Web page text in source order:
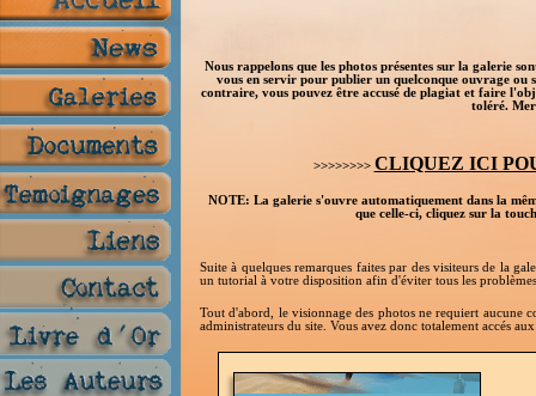
Nous rappelons que les photos présentes sur la galerie
vous en servir pour publier un quelconque ouvrage ou
contraire, vous pouvez être accusé de plagiat et faire
toléré.
>>>>>>>> CLIQUEZ ICI
NOTE: La galerie s'ouvre automatiquement dans la
que celle-ci, cliquez sur la
Suite à quelques remarques faites par des visiteurs de la
un tutorial à votre disposition afin d'éviter tous les
Tout d'abord, le visionnage des photos ne requiert
administrateurs du site. Vous avez donc totalement accés